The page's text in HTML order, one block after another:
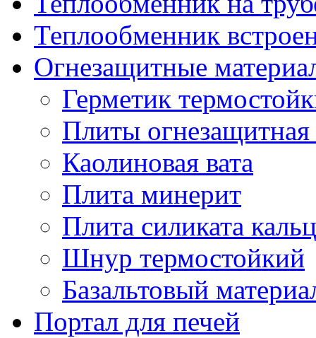
Теплообменник
Огнезащитные
Герметик
Плиты огнезащитная
Каолиновая вата
Плита минерит
Плита силиката
Шнур термостойкий
Базальтовый
Портал для печей